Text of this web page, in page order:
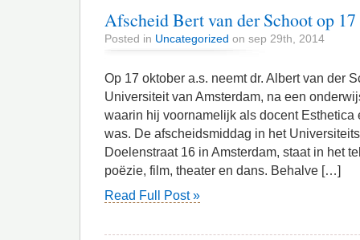
Afscheid Bert van der Schoot op
Posted in Uncategorized on sep 29th, 2014
Op 17 oktober a.s. neemt dr. Albert van der
Universiteit van Amsterdam, na een
waarin hij voornamelijk als docent Esthetica
was. De afscheidsmiddag in het
Doelenstraat 16 in Amsterdam, staat in het
poëzie, film, theater en dans. Behalve […]
Read Full Post »